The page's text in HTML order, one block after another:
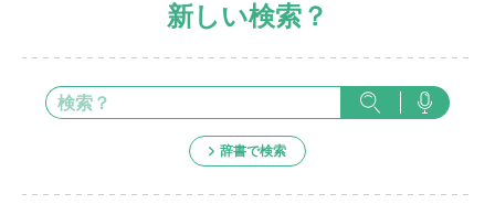
新しい検索？
辞書で検索